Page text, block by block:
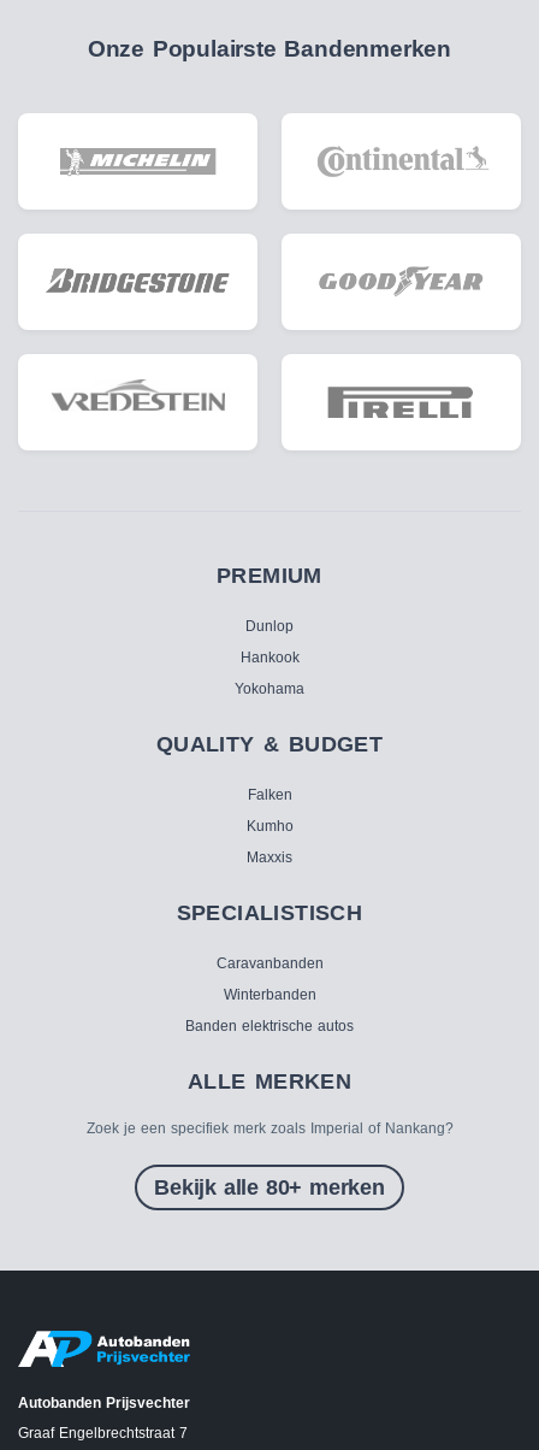
Onze Populairste Bandenmerken
PREMIUM
Dunlop
Hankook
Yokohama
QUALITY & BUDGET
Falken
Kumho
Maxxis
SPECIALISTISCH
Caravanbanden
Winterbanden
Banden elektrische autos
ALLE MERKEN
Zoek je een specifiek merk zoals Imperial of Nankang?
Bekijk alle 80+ merken
Autobanden Prijsvechter
Graaf Engelbrechtstraat 7